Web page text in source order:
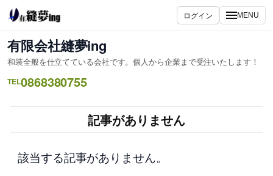
内
容
を
ス
キ
ッ
ログイン MENU
有限会社縫夢ing
和装全般を仕立てている会社です。個人から企業まで受注いたします！
TEL0868380755
記事がありません
該当する記事がありません。